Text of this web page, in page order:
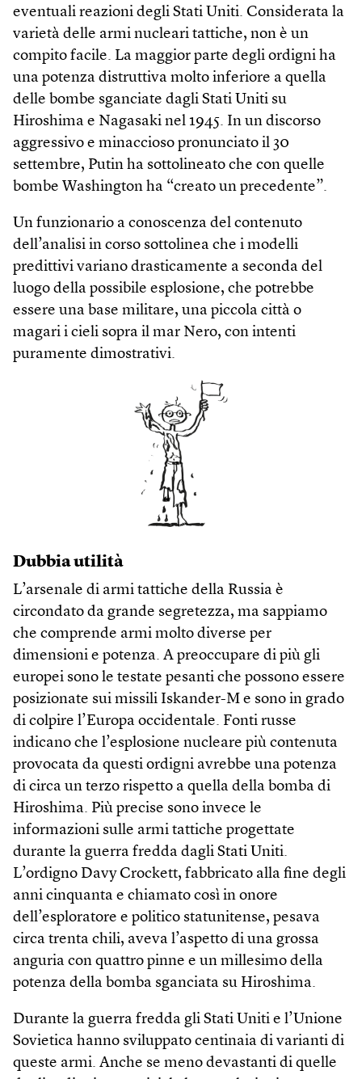
eventuali reazioni degli Stati Uniti. Considerata la
varietà delle armi nucleari tattiche, non è un
compito facile. La maggior parte degli ordigni ha
una potenza distruttiva molto inferiore a quella
delle bombe sganciate dagli Stati Uniti su
Hiroshima e Nagasaki nel 1945. In un discorso
aggressivo e minaccioso pronunciato il 30
settembre, Putin ha sottolineato che con quelle
bombe Washington ha “creato un precedente”.
Un funzionario a conoscenza del contenuto
dell’analisi in corso sottolinea che i modelli
predittivi variano drasticamente a seconda del
luogo della possibile esplosione, che potrebbe
essere una base militare, una piccola città o
magari i cieli sopra il mar Nero, con intenti
puramente dimostrativi.
Dubbia utilità
L’arsenale di armi tattiche della Russia è
circondato da grande segretezza, ma sappiamo
che comprende armi molto diverse per
dimensioni e potenza. A preoccupare di più gli
europei sono le testate pesanti che possono essere
posizionate sui missili Iskander-M e sono in grado
di colpire l’Europa occidentale. Fonti russe
indicano che l’esplosione nucleare più contenuta
provocata da questi ordigni avrebbe una potenza
di circa un terzo rispetto a quella della bomba di
Hiroshima. Più precise sono invece le
informazioni sulle armi tattiche progettate
durante la guerra fredda dagli Stati Uniti.
L’ordigno Davy Crockett, fabbricato alla fine degli
anni cinquanta e chiamato così in onore
dell’esploratore e politico statunitense, pesava
circa trenta chili, aveva l’aspetto di una grossa
anguria con quattro pinne e un millesimo della
potenza della bomba sganciata su Hiroshima.
Durante la guerra fredda gli Stati Uniti e l’Unione
Sovietica hanno sviluppato centinaia di varianti di
queste armi. Anche se meno devastanti di quelle